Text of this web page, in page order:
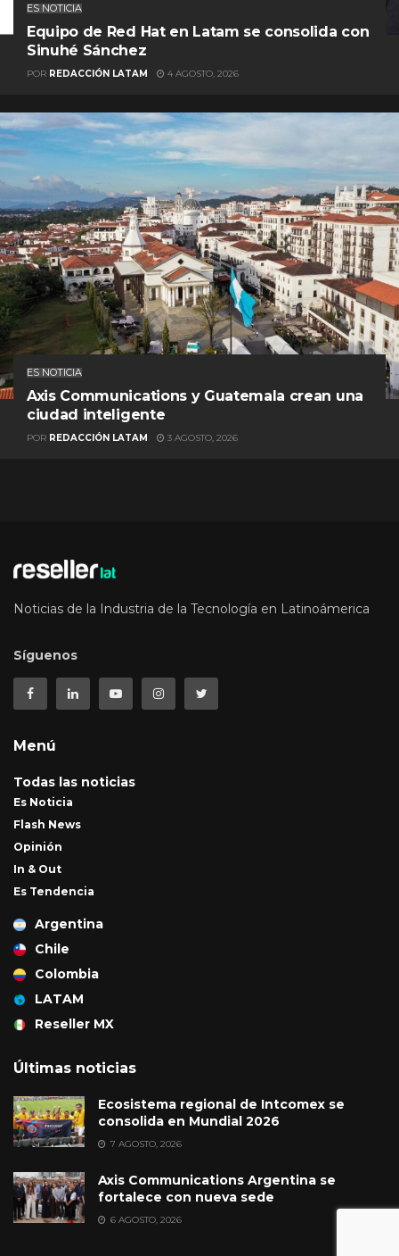
ES NOTICIA
Equipo de Red Hat en Latam se consolida con
Sinuhé Sánchez
POR REDACCIÓN LATAM 4 AGOSTO, 2026
ES NOTICIA
Axis Communications y Guatemala crean una
ciudad inteligente
POR REDACCIÓN LATAM 3 AGOSTO, 2026
Noticias de la Industria de la Tecnología en Latinoámerica
Síguenos
Menú
Todas las noticias
Es Noticia
Flash News
Opinión
In & Out
Es Tendencia
Argentina
Chile
Colombia
LATAM
Reseller MX
Últimas noticias
Ecosistema regional de Intcomex se
consolida en Mundial 2026
7 AGOSTO, 2026
Axis Communications Argentina se
fortalece con nueva sede
6 AGOSTO, 2026